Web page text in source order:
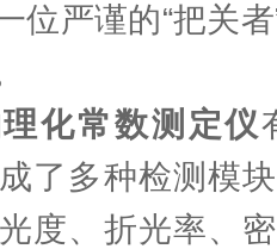
位严谨的“把关
化常数测定仪
了多种检测模
度、折光率、